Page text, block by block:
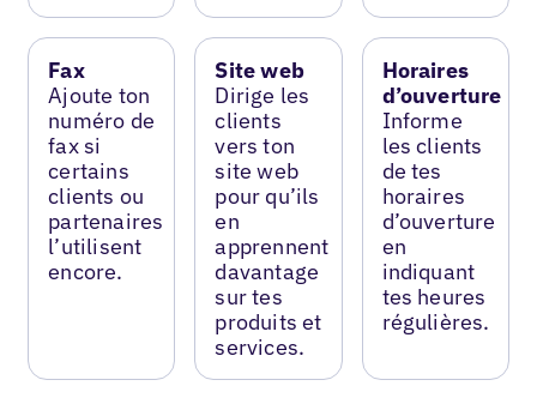
Fax
Ajoute ton
numéro de
fax si
certains
clients ou
partenaires
l’utilisent
encore.
Site web
Dirige les
clients
vers ton
site web
pour qu’ils
en
apprennent
davantage
sur tes
produits et
services.
Horaires
d’ouverture
Informe
les clients
de tes
horaires
d’ouverture
en
indiquant
tes heures
régulières.